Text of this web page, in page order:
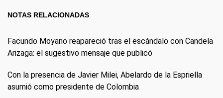
NOTAS RELACIONADAS
Facundo Moyano reapareció tras el escándalo con Candela
Arizaga: el sugestivo mensaje que publicó
Con la presencia de Javier Milei, Abelardo de la Espriella
asumió como presidente de Colombia